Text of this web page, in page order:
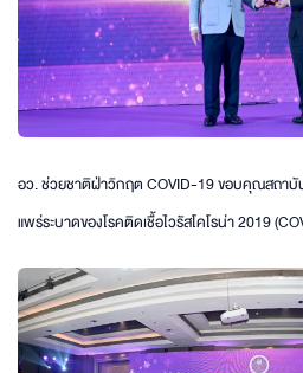
อว. ช่วยชาติฝ่าวิกฤต COVID-19 ขอบคุณสถา
แพร่ระบาดของโรคติดเชื้อไวรัสโคโรน่า 2019